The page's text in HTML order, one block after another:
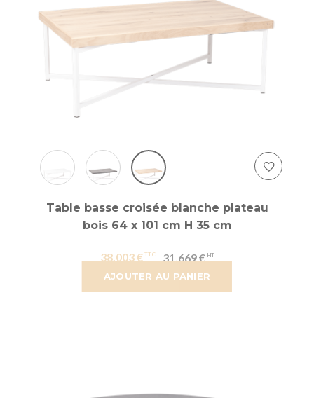
AJOUTER AU PANIER
Table basse croisée blanche plateau
bois 64 x 101 cm H 35 cm
38,003 € 31,669 €